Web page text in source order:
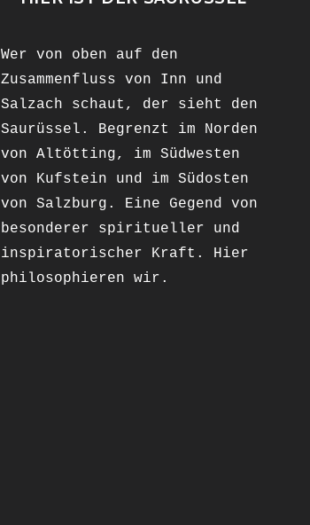
Wer von oben auf den
Zusammenfluss von Inn und
Salzach schaut, der sieht den
Saurüssel. Begrenzt im Norden
von Altötting, im Südwesten
von Kufstein und im Südosten
von Salzburg. Eine Gegend von
besonderer spiritueller und
inspiratorischer Kraft. Hier
philosophieren wir.